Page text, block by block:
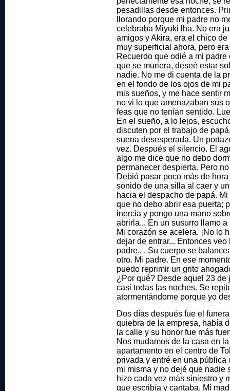
pesadillas desde entonces.
llorando porque mi padre no
celebraba Miyuki lha. No era
amigos y Akira, era el chico
muy superficial ahora, pero
Recuerdo que odié a mi
que se muriera, deseé estar
nadie. No me di cuenta de la
en el fondo de los ojos de mi
mis sueños, y me hace sentir
no vi lo que amenazaban sus
feas que no tenían sentido.
En el sueño, a lo lejos,
discuten por el trabajo de
suena desesperada. Un
vez. Después el silencio. El
algo me dice que no debo
permanecer despierta. Pero
Debió pasar poco más de
sonido de una silla al caer y
hacia el despacho de papá.
que no debo abrir esa puerta;
inercia y pongo una mano
abrirla... En un susurro llamo
Mi corazón se acelera. ¡No lo
dejar de entrar... Entonces
padre.. . Su cuerpo se
otro. Mi padre. En ese
puedo reprimir un grito
¿Por qué? Desde aquel 23
casi todas las noches. Se
atormentándome porque yo
Dos días después fue el
quiebra de la empresa, había
la calle y su honor fue más
Nos mudamos de la casa en
apartamento en el centro de
privada y entré en una pública
mi misma y no dejé que nadie
hizo cada vez más siniestro y
que escribía y cantaba. Mi